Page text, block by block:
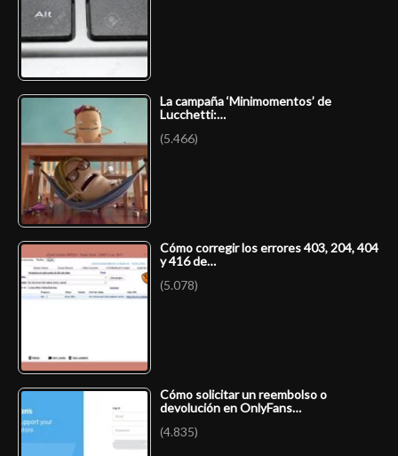
La campaña ‘Minimomentos’ de
Lucchetti:…
(5.466)
Cómo corregir los errores 403, 204, 404
y 416 de…
(5.078)
Cómo solicitar un reembolso o
devolución en OnlyFans…
(4.835)